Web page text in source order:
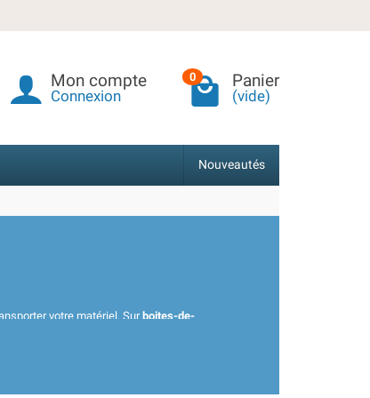
Mon compte
Connexion
0 Panier
(vide)
Nouveautés
votre matériel. Surboites-de-